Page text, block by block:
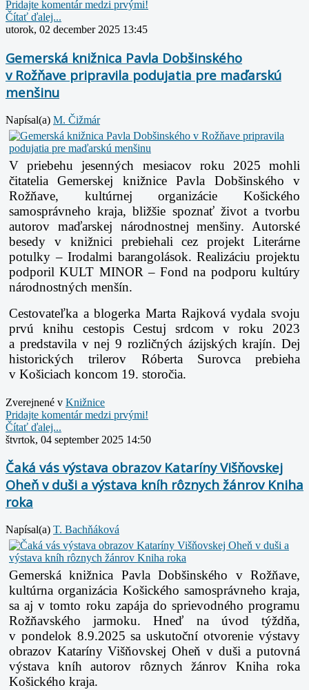
Pridajte komentár medzi prvými!
Čítať ďalej...
utorok, 02 december 2025 13:45
Gemerská knižnica Pavla Dobšinského
v Rožňave pripravila podujatia pre maďarskú
menšinu
Napísal(a) M. Čižmár
V priebehu jesenných mesiacov roku 2025 mohli
čitatelia Gemerskej knižnice Pavla Dobšinského v
Rožňave, kultúrnej organizácie Košického
samosprávneho kraja, bližšie spoznať život a tvorbu
autorov maďarskej národnostnej menšiny. Autorské
besedy v knižnici prebiehali cez projekt Literárne
potulky – Irodalmi barangolások. Realizáciu projektu
podporil KULT MINOR – Fond na podporu kultúry
národnostných menšín.
Cestovateľka a blogerka Marta Rajková vydala svoju
prvú knihu cestopis Cestuj srdcom v roku 2023
a predstavila v nej 9 rozličných ázijských krajín. Dej
historických trilerov Róberta Surovca prebieha
v Košiciach koncom 19. storočia.
Zverejnené v Knižnice
Pridajte komentár medzi prvými!
Čítať ďalej...
štvrtok, 04 september 2025 14:50
Čaká vás výstava obrazov Kataríny Višňovskej
Oheň v duši a výstava kníh rôznych žánrov Kniha
roka
Napísal(a) T. Bachňáková
Gemerská knižnica Pavla Dobšinského v Rožňave,
kultúrna organizácia Košického samosprávneho kraja,
sa aj v tomto roku zapája do sprievodného programu
Rožňavského jarmoku. Hneď na úvod týždňa,
v pondelok 8.9.2025 sa uskutoční otvorenie výstavy
obrazov Kataríny Višňovskej Oheň v duši a putovná
výstava kníh autorov rôznych žánrov Kniha roka
Košického kraja.